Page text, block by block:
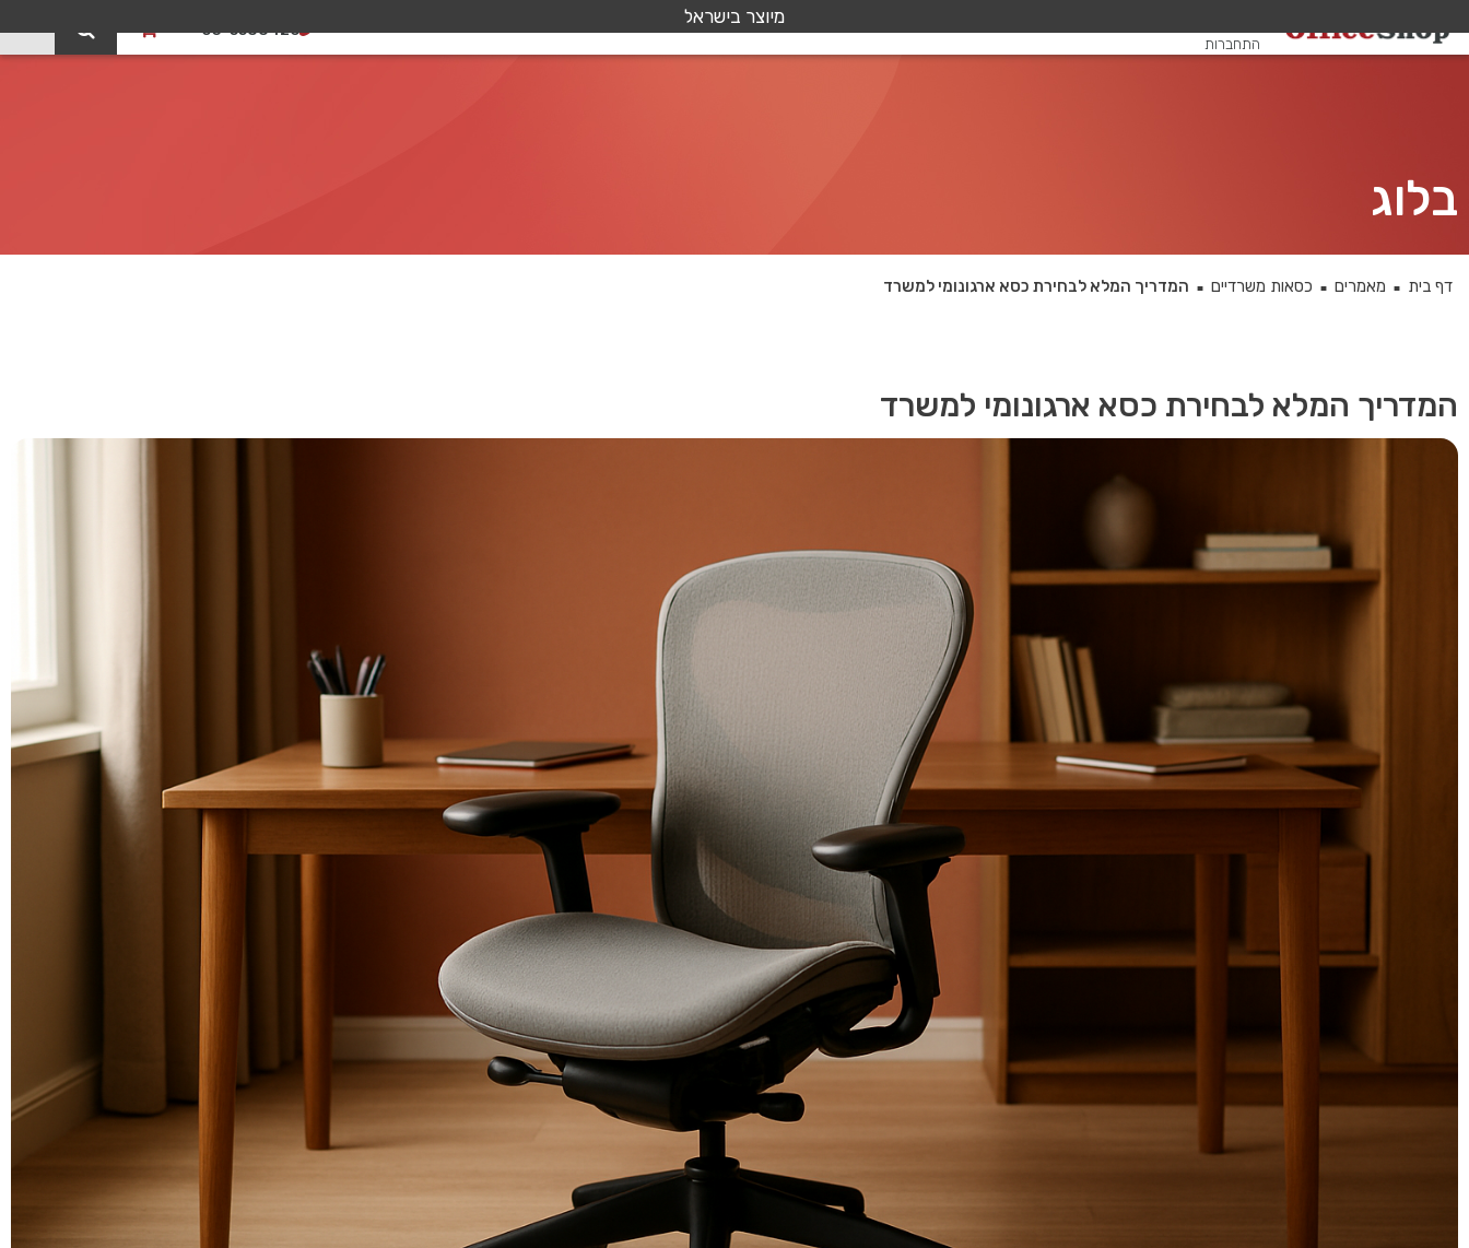
מיוצר בישראל
התחברות
03-5588426
בלוג
דף בית ■ מאמרים ■ כסאות משרדיים ■ המדריך המלא לבחירת כסא ארגונומי למשרד
המדריך המלא לבחירת כסא ארגונומי למשרד